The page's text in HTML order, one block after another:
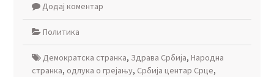
Додај коментар
Политика
Демократска странка, Здрава Србија, Народна
странка, одлука о грејању, Србија центар Срце,